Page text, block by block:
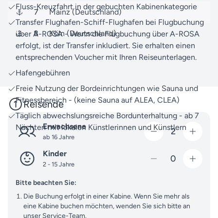
anderen Angeboten? Zögern Sie nicht, uns jederzeit
zu
kontaktieren. Unser erfahrenes Team aus
Reiseexperten steht Ihnen gerne mit Rat und Tat zur
Seite.
Freuen Sie sich auf eine Auszeit voller
Entdeckungen und kleiner Wunder. Lassen Sie uns
Ihre Vorstellungen in ein unvergessliches Abenteuer
verwandeln.
7 Mainz (Deutschland)
8 Köln (Deutschland)
Fluss-Kreuzfahrt in der gebuchten Kabinenkategorie
Transfer Flughafen-Schiff-Flughafen bei Flugbuchung
über A-ROSA - Wenn die Flugbuchung über A-ROSA
erfolgt, ist der Transfer inkludiert. Sie erhalten einen
entsprechenden Voucher mit Ihren Reiseunterlagen.
Hafengebühren
Freie Nutzung der Bordeinrichtungen wie Sauna und
Fitnessbereich - (keine Sauna auf ALEA, CLEA)
Täglich abwechslungsreiche Bordunterhaltung - ab 7
Nächten mit lokalen Künstlerinnen und Künstlern
Reisende
Erwachsene
ab 16 Jahre
2
Kinder
2 - 15 Jahre
0
Bitte beachten Sie:
Die Buchung erfolgt in einer Kabine. Wenn Sie mehr als
eine Kabine buchen möchten, wenden Sie sich bitte an
unser Service-Team.